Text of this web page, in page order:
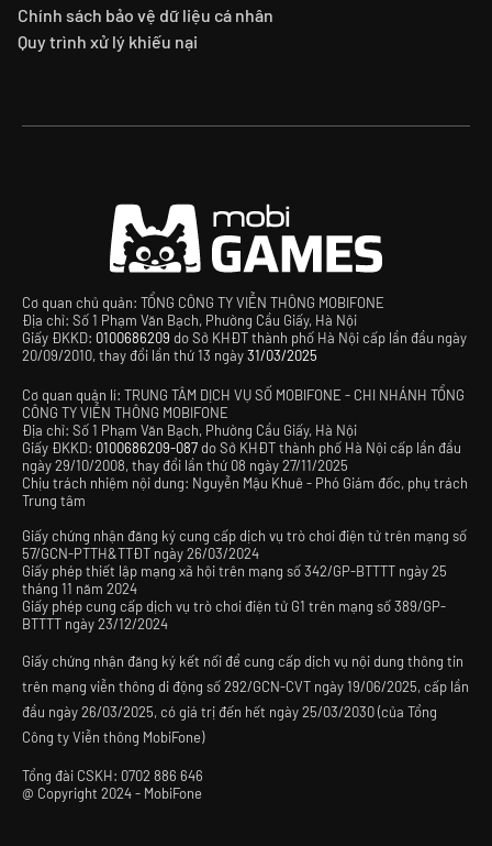
Chính sách bảo vệ dữ liệu cá nhân
Quy trình xử lý khiếu nại
Cơ quan chủ quản: TỔNG CÔNG TY VIỄN THÔNG MOBIFONE
Địa chỉ: Số 1 Phạm Văn Bạch, Phường Cầu Giấy, Hà Nội
Giấy ĐKKD: 0100686209 do Sở KHĐT thành phố Hà Nội cấp lần đầu ngày
20/09/2010, thay đổi lần thứ 13 ngày31/03/2025
Cơ quan quản lí: TRUNG TÂM DỊCH VỤ SỐ MOBIFONE - CHI NHÁNH TỔNG
CÔNG TY VIỄN THÔNG MOBIFONE
Địa chỉ: Số 1 Phạm Văn Bạch, Phường Cầu Giấy, Hà Nội
Giấy ĐKKD: 0100686209-087do Sở KHĐT thành phố Hà Nội cấp lần đầu
ngày 29/10/2008, thay đổi lần thứ 08 ngày 27/11/2025
Chịu trách nhiệm nội dung: Nguyễn Mậu Khuê - Phó Giám đốc, phụ trách
Trung tâm
Giấy chứng nhận đăng ký cung cấp dịch vụ trò chơi điện tử trên mạng số
57/GCN-PTTH&TTĐT ngày 26/03/2024
Giấy phép thiết lập mạng xã hội trên mạng số 342/GP-BTTTT ngày 25
tháng 11 năm 2024
Giấy phép cung cấp dịch vụ trò chơi điện tử G1 trên mạng số 389/GP-
BTTTT ngày 23/12/2024
Giấy chứng nhận đăng ký kết nối để cung cấp dịch vụ nội dung thông tin
trên mạng viễn thông di động số 292/GCN-CVT ngày 19/06/2025, cấp lần
đầu ngày 26/03/2025, có giá trị đến hết ngày 25/03/2030 (của Tổng
Công ty Viễn thông MobiFone)
Tổng đài CSKH: 0702 886 646
@ Copyright 2024 - MobiFone